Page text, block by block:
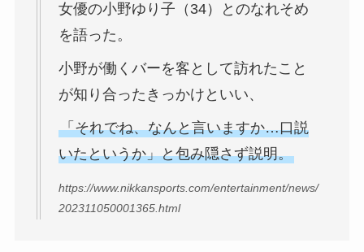
女優の小野ゆり子（34）とのなれそめ
を語った。
小野が働くバーを客として訪れたこと
が知り合ったきっかけといい、
「それでね、なんと言いますか…口説
いたというか」と包み隠さず説明。
https://www.nikkansports.com/entertainment/news/
202311050001365.html